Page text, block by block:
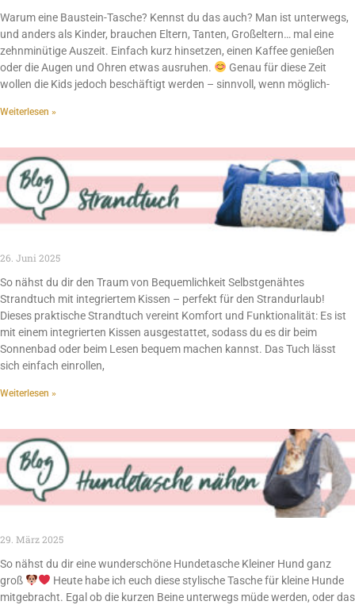
Warum eine Baustein-Tasche? Kennst du das auch? Man ist unterwegs,
und anders als Kinder, brauchen Eltern, Tanten, Großeltern… mal eine
zehnminütige Auszeit. Einfach kurz hinsetzen, einen Kaffee genießen
oder die Augen und Ohren etwas ausruhen.
Genau für diese Zeit
wollen die Kids jedoch beschäftigt werden – sinnvoll, wenn möglich-
Weiterlesen »
26. Juni 2025
So nähst du dir den Traum von Bequemlichkeit Selbstgenähtes
Strandtuch mit integriertem Kissen – perfekt für den Strandurlaub!
Dieses praktische Strandtuch vereint Komfort und Funktionalität: Es ist
mit einem integrierten Kissen ausgestattet, sodass du es dir beim
Sonnenbad oder beim Lesen bequem machen kannst. Das Tuch lässt
sich einfach einrollen,
Weiterlesen »
29. März 2025
So nähst du dir eine wunderschöne Hundetasche Kleiner Hund ganz
groß
Heute habe ich euch diese stylische Tasche für kleine Hunde
mitgebracht. Egal ob die kurzen Beine unterwegs müde werden, oder das